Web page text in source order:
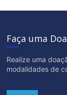
Faça uma
Realize uma
modalidades de